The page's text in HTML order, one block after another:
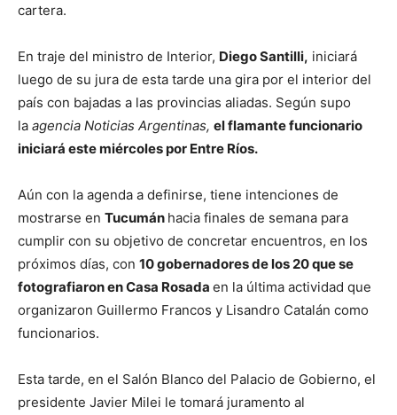
cartera.
En traje del ministro de Interior, Diego Santilli, iniciará
luego de su jura de esta tarde una gira por el interior del
país con bajadas a las provincias aliadas. Según supo
la agencia Noticias Argentinas, el flamante funcionario
iniciará este miércoles por Entre Ríos.
Aún con la agenda a definirse, tiene intenciones de
mostrarse en Tucumán hacia finales de semana para
cumplir con su objetivo de concretar encuentros, en los
próximos días, con 10 gobernadores de los 20 que se
fotografiaron en Casa Rosada en la última actividad que
organizaron Guillermo Francos y Lisandro Catalán como
funcionarios.
Esta tarde, en el Salón Blanco del Palacio de Gobierno, el
presidente Javier Milei le tomará juramento al